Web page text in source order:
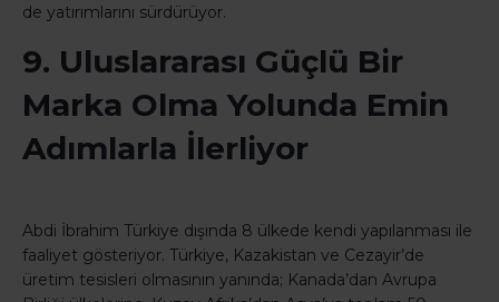
de yatırımlarını sürdürüyor.
9. Uluslararası Güçlü Bir
Marka Olma Yolunda Emin
Adımlarla İlerliyor
Abdi İbrahim Türkiye dışında 8 ülkede kendi yapılanması ile
faaliyet gösteriyor. Türkiye, Kazakistan ve Cezayir’de
üretim tesisleri olmasının yanında; Kanada’dan Avrupa